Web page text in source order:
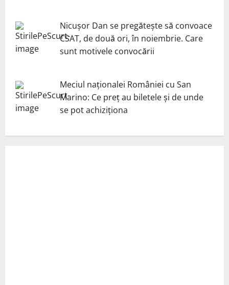
Nicuşor Dan se pregăteşte să convoace
CSAT, de două ori, în noiembrie. Care
sunt motivele convocării
Meciul naționalei României cu San
Marino: Ce preț au biletele și de unde
se pot achiziționa